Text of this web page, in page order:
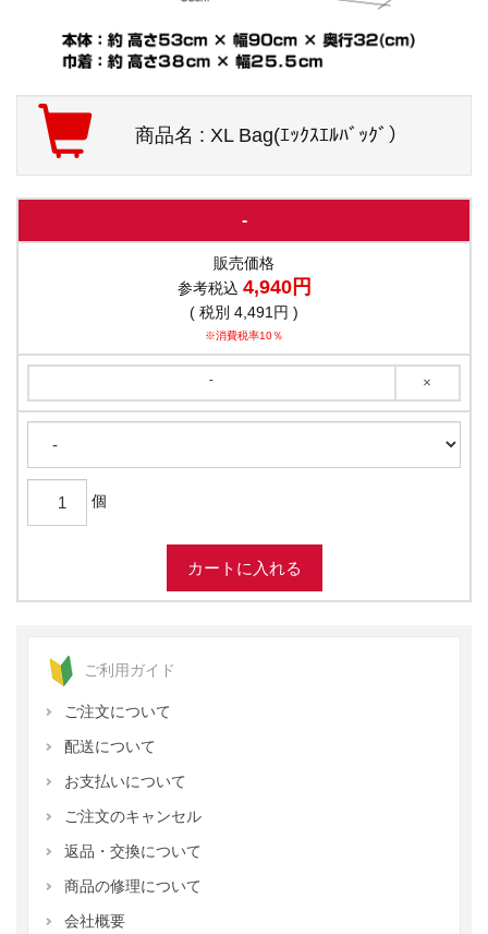
商品名 : XL Bag(ｴｯｸｽｴﾙﾊﾞｯｸﾞ）
-
販売価格
参考税込 4,940円
( 税別 4,491円 )
※消費税率10％
- ×
個
ご利用ガイド
ご注文について
配送について
お支払いについて
ご注文のキャンセル
返品・交換について
商品の修理について
会社概要